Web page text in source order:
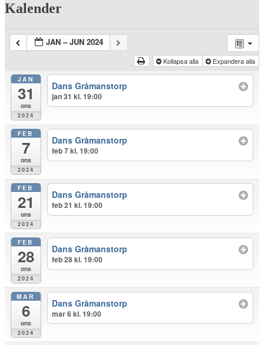
Kalender
JAN – JUN 2024
Kollapsa alla Expandera alla
JAN
31
ons
2024
Dans Gråmanstorp
jan 31 kl. 19:00
FEB
7
ons
2024
Dans Gråmanstorp
feb 7 kl. 19:00
FEB
21
ons
2024
Dans Gråmanstorp
feb 21 kl. 19:00
FEB
28
ons
2024
Dans Gråmanstorp
feb 28 kl. 19:00
MAR
6
ons
2024
Dans Gråmanstorp
mar 6 kl. 19:00